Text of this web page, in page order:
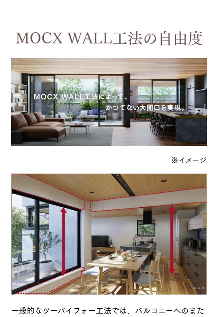
MOCX WALL工法の自由度
※イメージ
一般的なツーバイフォー工法では、バルコニーへのまた